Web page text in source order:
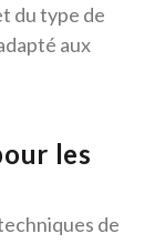
du type de
aux
les
de